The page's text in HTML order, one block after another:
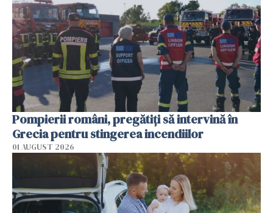
Pompierii români, pregătiţi să intervină în
Grecia pentru stingerea incendiilor
01 AUGUST 2026